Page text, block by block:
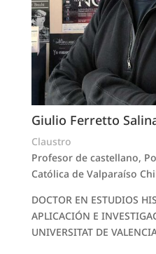
Giulio Ferretto
Claustro
Profesor de castellano,
Católica de Valparaíso
DOCTOR EN ESTUDIOS
APLICACIÓN E
UNIVERSITAT DE